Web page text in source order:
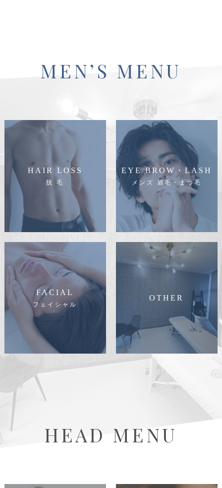
MEN’S MENU
HAIR LOSS
脱 毛
EYE BROW・LASH
メンズ 眉毛・まつ毛
FACIAL
フェイシャル
OTHER
HEAD MENU